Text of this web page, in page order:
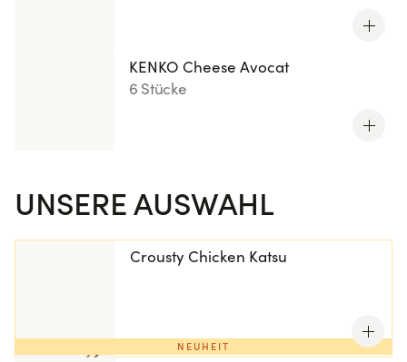
KENKO Cheese Avocat
6 Stücke
UNSERE AUSWAHL
NEUHEIT
Crousty Chicken Katsu